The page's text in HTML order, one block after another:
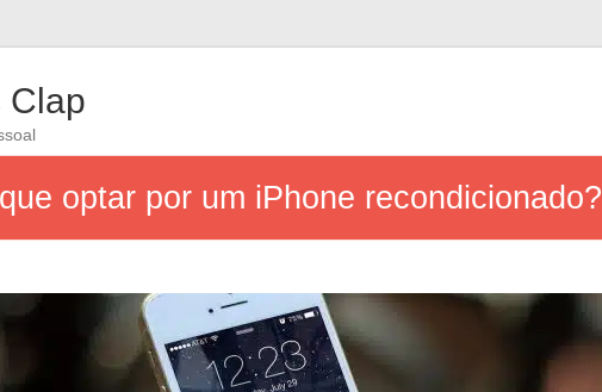
Clap
optar por um iPhone recondicionado?